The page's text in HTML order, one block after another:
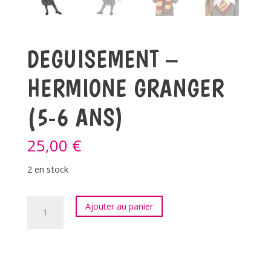
DEGUISEMENT –
HERMIONE GRANGER
(5-6 ANS)
25,00 €
2 en stock
Ajouter au panier